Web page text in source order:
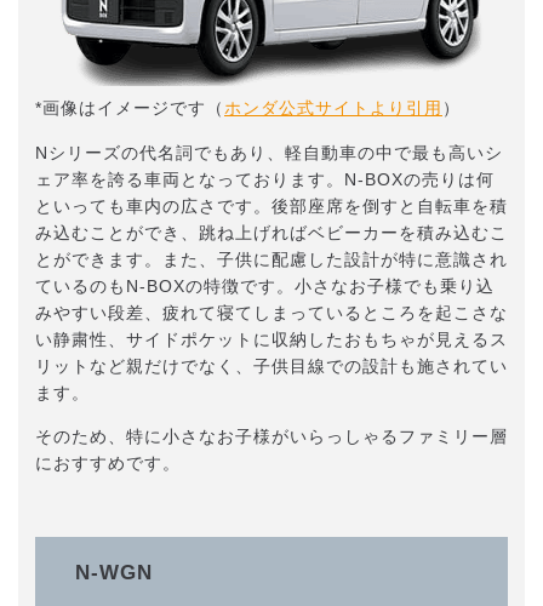
*画像はイメージです（ ホンダ公式サイトより引用 ）
Nシリーズの代名詞でもあり、軽自動車の中で最も高いシ
ェア率を誇る車両となっております。N-BOXの売りは何
といっても車内の広さです。後部座席を倒すと自転車を積
み込むことができ、跳ね上げればベビーカーを積み込むこ
とができます。また、子供に配慮した設計が特に意識され
ているのもN-BOXの特徴です。小さなお子様でも乗り込
みやすい段差、疲れて寝てしまっているところを起こさな
い静粛性、サイドポケットに収納したおもちゃが見えるス
リットなど親だけでなく、子供目線での設計も施されてい
ます。
そのため、特に小さなお子様がいらっしゃるファミリー層
におすすめです。
N-WGN